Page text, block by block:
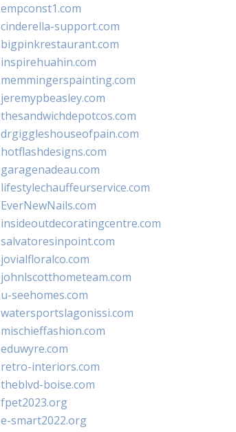
empconst1.com
cinderella-support.com
bigpinkrestaurant.com
inspirehuahin.com
memmingerspainting.com
jeremypbeasley.com
thesandwichdepotcos.com
drgiggleshouseofpain.com
hotflashdesigns.com
garagenadeau.com
lifestylechauffeurservice.com
EverNewNails.com
insideoutdecoratingcentre.com
salvatoresinpoint.com
jovialfloralco.com
johnlscotthometeam.com
u-seehomes.com
watersportslagonissi.com
mischieffashion.com
eduwyre.com
retro-interiors.com
theblvd-boise.com
fpet2023.org
e-smart2022.org